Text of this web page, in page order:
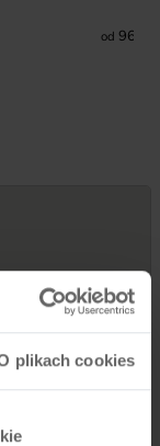
plikach cookies
od 969